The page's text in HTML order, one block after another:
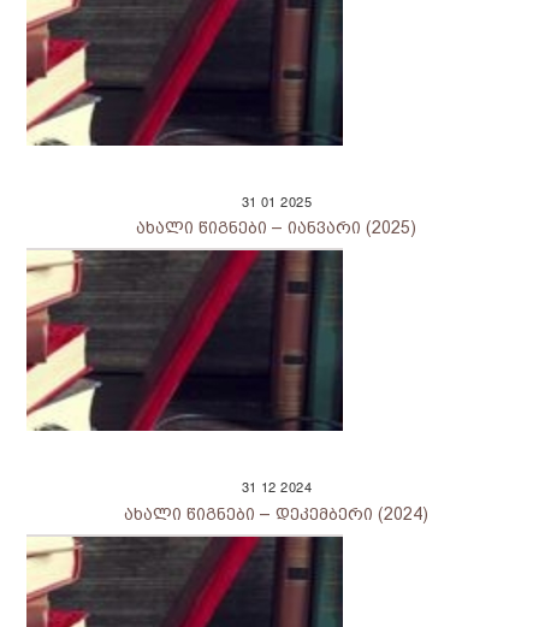
31 01 2025
ახალი წიგნები – იანვარი (2025)
31 12 2024
ახალი წიგნები – დეკემბერი (2024)